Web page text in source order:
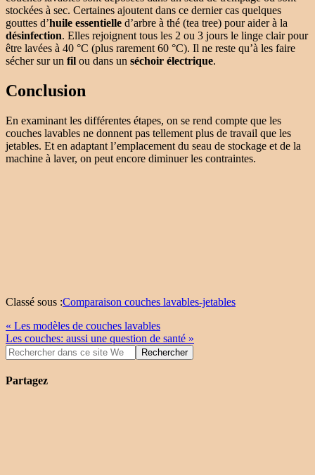
stockées à sec. Certaines ajoutent dans ce dernier cas quelques
gouttes d’huile essentielle d’arbre à thé (tea tree) pour aider à la
désinfection. Elles rejoignent tous les 2 ou 3 jours le linge clair pour
être lavées à 40 °C (plus rarement 60 °C). Il ne reste qu’à les faire
sécher sur un fil ou dans un séchoir électrique.
Conclusion
En examinant les différentes étapes, on se rend compte que les
couches lavables ne donnent pas tellement plus de travail que les
jetables. Et en adaptant l’emplacement du seau de stockage et de la
machine à laver, on peut encore diminuer les contraintes.
Classé sous :Comparaison couches lavables-jetables
« Les modèles de couches lavables
Les couches: aussi une question de santé »
Partagez